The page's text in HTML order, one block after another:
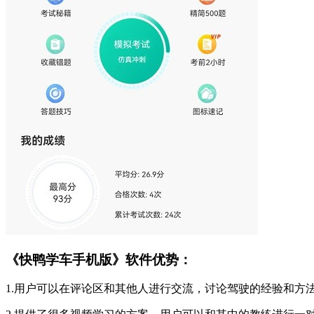
《快鸭学车手机版》软件优势：
1.用户可以在评论区和其他人进行交流，讨论驾驶的经验和方